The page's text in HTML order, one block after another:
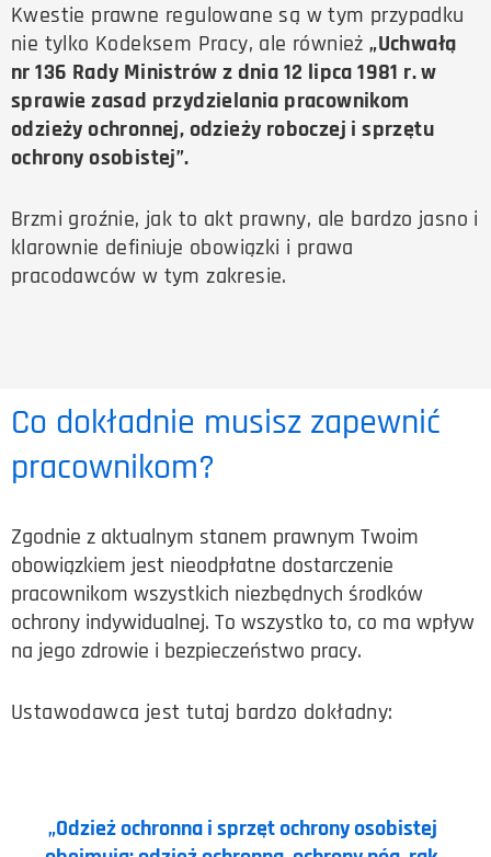
Kwestie prawne regulowane są w tym przypadku
nie tylko Kodeksem Pracy, ale również„Uchwałą
nr 136 Rady Ministrów z dnia 12 lipca 1981 r. w
sprawie zasad przydzielania pracownikom
odzieży ochronnej, odzieży roboczej i sprzętu
ochrony osobistej”.
Brzmi groźnie, jak to akt prawny, ale bardzo jasno i
klarownie definiuje obowiązki i prawa
pracodawców w tym zakresie.
Co dokładnie musisz zapewnić
pracownikom?
Zgodnie z aktualnym stanem prawnym Twoim
obowiązkiem jest nieodpłatne dostarczenie
pracownikom wszystkich niezbędnych środków
ochrony indywidualnej. To wszystko to, co ma wpływ
na jego zdrowie i bezpieczeństwo pracy.
Ustawodawca jest tutaj bardzo dokładny:
„Odzież ochronna i sprzęt ochrony osobistej